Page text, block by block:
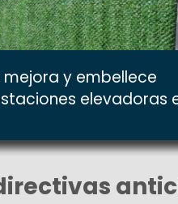
mejora y embellece
elevadoras